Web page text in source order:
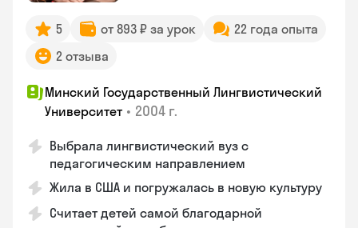
5 от 893 ₽ за урок
22 года опыта
2 отзыва
Минский Государственный Лингвистический
Университет • 2004 г.
Выбрала лингвистический вуз с
педагогическим направлением
Жила в США и погружалась в новую культуру
Считает детей самой благодарной